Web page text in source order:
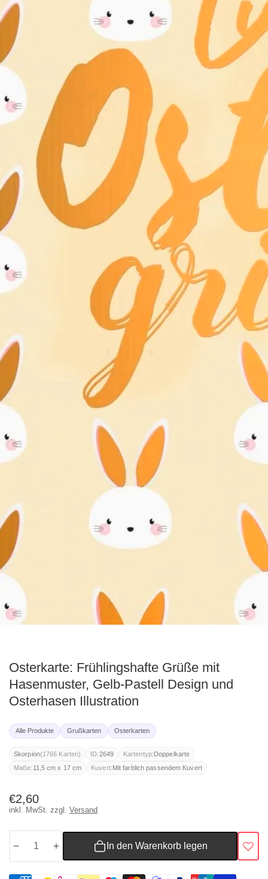
Osterkarte: Frühlingshafte Grüße mit
Hasenmuster, Gelb-Pastell Design und
Osterhasen Illustration
Alle Produkte Grußkarten Osterkarten
Skorpion(1766 Karten) ID:2649 Kartentyp:Doppelkarte
Maße: 11,5 cm x 17 cm Kuvert:Mit farblich passendem Kuvert
Normaler
Preis
€2,60
inkl. MwSt. zzgl. Versand
Menge
Menge
In den Warenkorb legen